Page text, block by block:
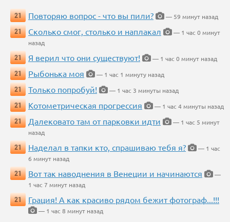
21 Повторяю вопрос - что вы пили?
— 59 минут назад
21
Сколько смог, столько и наплакал
— 1 час 0 минут
назад
21
Я верил что они существуют!
— 1 час 0 минут назад
21
Рыбонька моя
— 1 час 1 минуту назад
21
Только попробуй!
— 1 час 3 минуты назад
21
Котометрическая прогрессия
— 1 час 4 минуты назад
21
Далековато там от парковки идти
— 1 час 5 минут
назад
21
Наделал в тапки кто, спрашиваю тебя я?
— 1 час
6 минут назад
21
Вот так наводнения в Венеции и начинаются
—
1 час 7 минут назад
21
Грация! А как красиво рядом бежит фотограф...!!!
— 1 час 8 минут назад